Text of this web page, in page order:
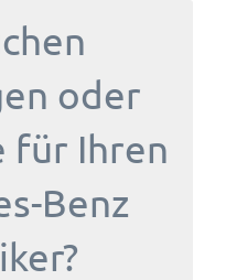
oder
für Ihren
Benz